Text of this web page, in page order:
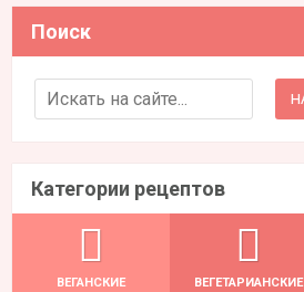
Поиск
Search for:
Категории рецептов
ВЕГАНСКИЕ ВЕГЕТАРИАНСКИЕ